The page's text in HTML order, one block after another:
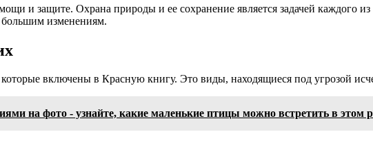
и защите. Охрана природы и ее сохранение является задачей каждого из
изменениям.
включены в Красную книгу. Это виды, находящиеся под угрозой
на фото - узнайте, какие маленькие птицы можно встретить в этом